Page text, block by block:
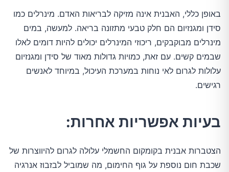
באופן כללי, האבנית אינה מזיקה לבריאות האדם. מינרלים כמו
סידן ומגנזיום הם חלק טבעי מתזונה בריאה. למעשה, במים
מינרלים מבוקבקים, ריכוזי המינרלים יכולים להיות דומים לאלו
שבמים קשים. עם זאת, כמויות גדולות מאוד של סידן ומגנזיום
עלולות לגרום לאי נוחות במערכת העיכול, במיוחד לאנשים
רגישים.
בעיות אפשריות אחרות:
הצטברות אבנית בקומקום החשמלי עלולה לגרום להיווצרות של
שכבת חום נוספת על גוף החימום, מה שמוביל לבזבוז אנרגיה